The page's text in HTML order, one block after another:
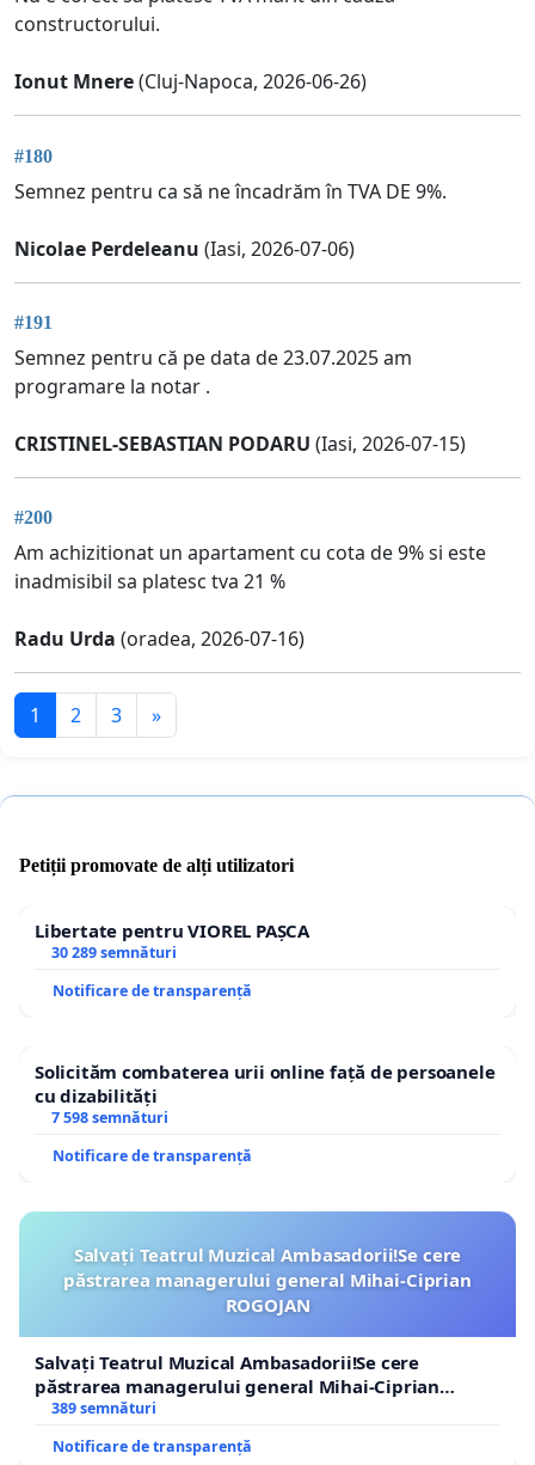
constructorului.
Ionut Mnere(Cluj-Napoca, 2026-06-26)
#180
Semnez pentru ca să ne încadrăm în TVA DE 9%.
Nicolae Perdeleanu (Iasi, 2026-07-06)
#191
Semnez pentru că pe data de 23.07.2025 am
programare la notar .
CRISTINEL-SEBASTIAN PODARU (Iasi, 2026-07-15)
#200
Am achizitionat un apartament cu cota de 9% si este
inadmisibil sa platesc tva 21 %
Radu Urda (oradea, 2026-07-16)
1 2 3 »
Petiții promovate de alți utilizatori
Libertate pentru VIOREL PAȘCA
30 289 semnături
Notificare de transparență
Solicităm combaterea urii online față de persoanele
cu dizabilități
7 598 semnături
Notificare de transparență
Salvați Teatrul Muzical Ambasadorii!Se cere
păstrarea managerului general Mihai-Ciprian
ROGOJAN
Salvați Teatrul Muzical Ambasadorii!Se cere
păstrarea managerului general Mihai-Ciprian
ROGOJAN
389 semnături
Notificare de transparență